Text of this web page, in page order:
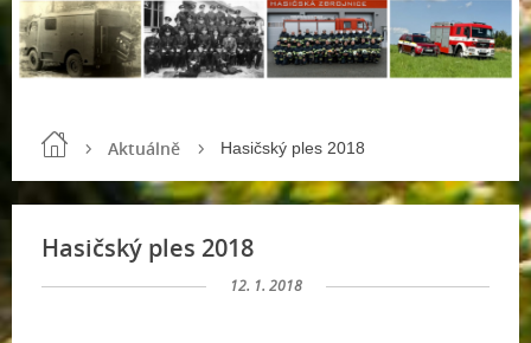
Aktuálně Hasičský ples 2018
Hasičský ples 2018
12. 1. 2018